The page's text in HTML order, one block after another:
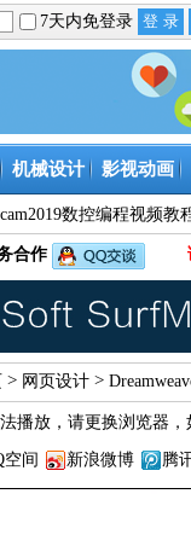
7天内免登录
机械设计 影视动画
数控编程视频教
合作
> 网页设计 >
播放，请更换浏览器，
空间 新浪微博 腾